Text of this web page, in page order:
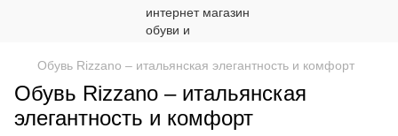
Обувь Rizzano – итальянская элегантность и комфорт
Обувь Rizzano – итальянская
элегантность и комфорт